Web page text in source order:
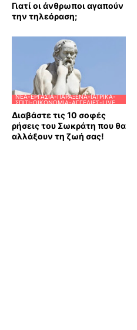
Γιατί οι άνθρωποι αγαπούν
την τηλεόραση;
ΝΈΑ-ΕΡΓΑΣΊΑ-ΠΑΡΆΞΕΝΑ-ΙΑΤΡΙΚΆ-
ΣΠΊΤΙ-ΟΙΚΟΝΟΜΊΑ-ΑΓΓΕΛΊΕΣ-LIVE
Διαβάστε τις 10 σοφές
ρήσεις του Σωκράτη που θα
αλλάξουν τη ζωή σας!